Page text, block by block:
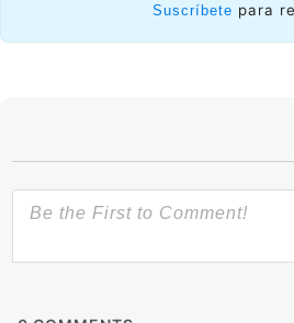
Suscríbete para